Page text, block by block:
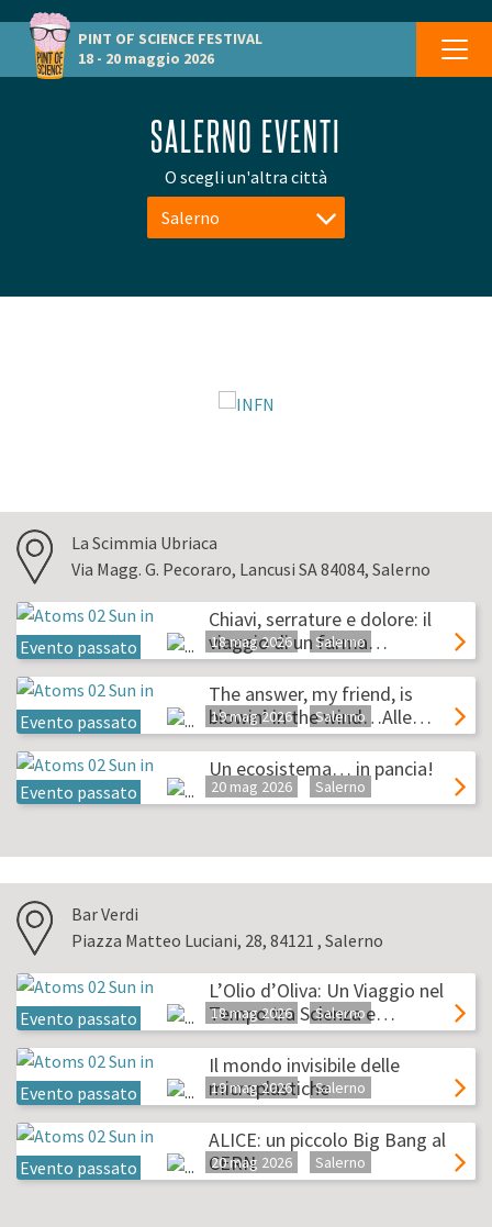
PINT OF SCIENCE FESTIVAL
18 - 20 maggio 2026
SALERNO EVENTI
O scegli un'altra città
Salerno
La Scimmia Ubriaca
Via Magg. G. Pecoraro, Lancusi SA 84084, Salerno
Evento passato
Chiavi, serrature e dolore: il
viaggio di un farma…
18 mag 2026 Salerno
Evento passato
The answer, my friend, is
blowin’ in the wind…Alle…
19 mag 2026 Salerno
Evento passato
Un ecosistema… in pancia!
20 mag 2026 Salerno
Bar Verdi
Piazza Matteo Luciani, 28, 84121 , Salerno
Evento passato
L’Olio d’Oliva: Un Viaggio nel
Tempo tra Scienza e…
18 mag 2026 Salerno
Evento passato
Il mondo invisibile delle
microplastiche
19 mag 2026 Salerno
Evento passato
ALICE: un piccolo Big Bang al
CERN
20 mag 2026 Salerno